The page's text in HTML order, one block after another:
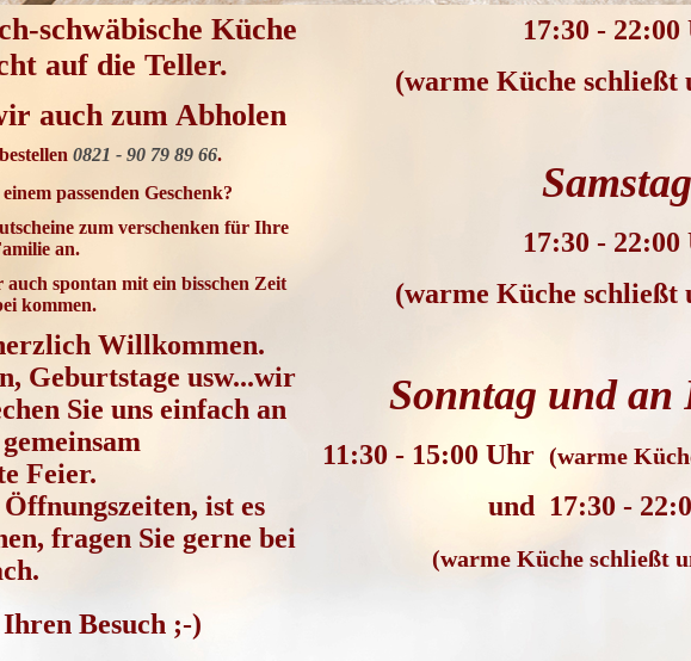
schwäbische Küche
auf die Teller.
auch zum Abholen
0821 - 90 79 89 66.
passenden Geschenk?
zum verschenken für Ihre
an.
spontan mit ein bisschen Zeit
kommen.
Willkommen.
Geburtstage usw...wir
Sie uns einfach an
Feier.
ist es
fragen Sie gerne bei
Besuch;-)
17:30 - 22:00
(warme Küche schließt
Samstag
17:30 - 22:00
(warme Küche schließt
Sonntag und an
11:30 - 15:00 Uhr (warme
und 17:30 -
(warme Küche schließt